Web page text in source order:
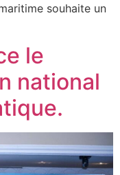
souhaite un
le
national